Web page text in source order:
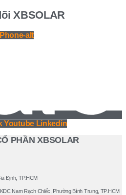
XBSOLAR
Phone-alt
Youtube Linkedin
PHẦN XBSOLAR
Ðịnh, TP.HCM
Nam Rạch Chiếc, Phường Bình Trưng, TP.HCM